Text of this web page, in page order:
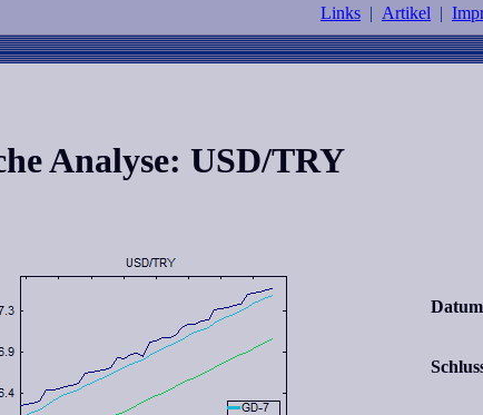
Links | Artikel |
Analyse: USD/TRY
Datum